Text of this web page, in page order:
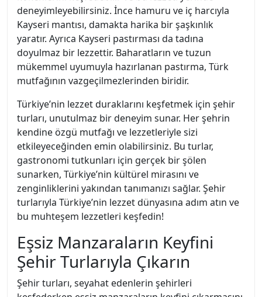
deneyimleyebilirsiniz. İnce hamuru ve iç harcıyla
Kayseri mantısı, damakta harika bir şaşkınlık
yaratır. Ayrıca Kayseri pastırması da tadına
doyulmaz bir lezzettir. Baharatların ve tuzun
mükemmel uyumuyla hazırlanan pastırma, Türk
mutfağının vazgeçilmezlerinden biridir.
Türkiye’nin lezzet duraklarını keşfetmek için şehir
turları, unutulmaz bir deneyim sunar. Her şehrin
kendine özgü mutfağı ve lezzetleriyle sizi
etkileyeceğinden emin olabilirsiniz. Bu turlar,
gastronomi tutkunları için gerçek bir şölen
sunarken, Türkiye’nin kültürel mirasını ve
zenginliklerini yakından tanımanızı sağlar. Şehir
turlarıyla Türkiye’nin lezzet dünyasına adım atın ve
bu muhteşem lezzetleri keşfedin!
Eşsiz Manzaraların Keyfini
Şehir Turlarıyla Çıkarın
Şehir turları, seyahat edenlerin şehirleri